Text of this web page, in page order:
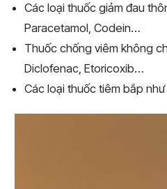
Các loại thuốc giảm đau
Paracetamol, Codein…
Thuốc chống viêm không
Diclofenac, Etoricoxib…
Các loại thuốc tiêm bắp